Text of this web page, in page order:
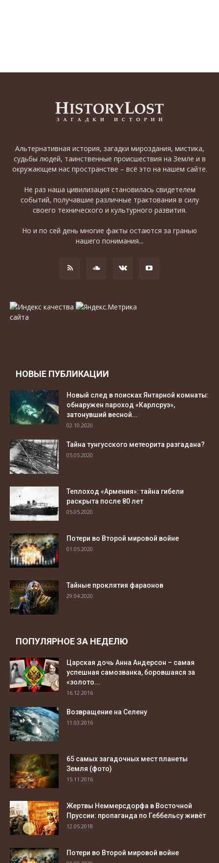
Альтернативная история, загадки мироздания, мистика,
судьбы людей, таинственные происшествия на Земле и в
окружающем нас пространстве – всё это на нашем сайте.
Не раз наша цивилизация становилась свидетелем
событий, получавшие различные трактования в силу
своего технического и культурного развития.
Но и по сей день многие факты остаются за гранью
нашего понимания...
НОВЫЕ ПУБЛИКАЦИИ
Новый след в поисках Янтарной комнаты:
обнаружен пароход «Карлсруэ»,
затонувший весной...
02.10.2020
Тайна тунгусского метеорита разгадана?
05.05.2020
Теплоход «Армения»: тайна гибели
раскрыта после 80 лет
05.05.2020
Потери во Второй мировой войне
01.05.2020
Тайные проклятия фараонов
29.04.2020
ПОПУЛЯРНОЕ ЗА НЕДЕЛЮ
Царская дочь Анна Андерсон – самая
успешная самозванка, боровшаяся за
«золото...
16.12.2016
Возвращение на Селену
11.03.2016
65 самых загадочных мест планеты
Земля (фото)
15.11.2016
Жертвы Неммерсдорфа в Восточной
Пруссии: пропаганда по Геббельсу живёт
12.05.2018
Потери во Второй мировой войне